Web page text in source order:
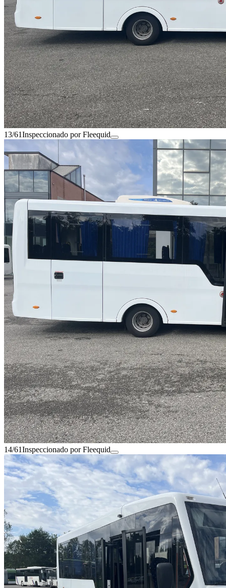
13/61Inspeccionado por Fleequid
14/61Inspeccionado por Fleequid